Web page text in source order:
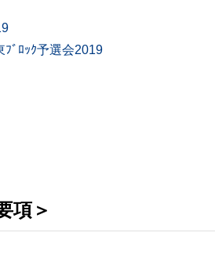
ﾞﾛｯｸ予選会2019
項＞